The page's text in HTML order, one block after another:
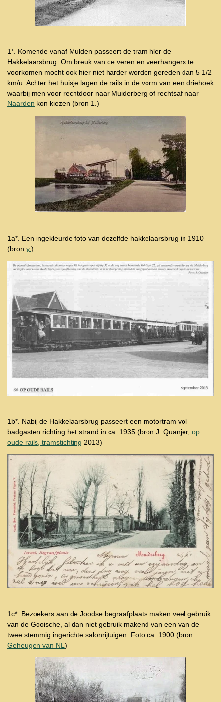
1*. Komende vanaf Muiden passeert de tram hier de
Hakkelaarsbrug. Om breuk van de veren en veerhangers te
voorkomen mocht ook hier niet harder worden gereden dan 5 1/2
km/u. Achter het huisje lagen de rails in de vorm van een driehoek
waarbij men voor rechtdoor naar Muiderberg of rechtsaf naar
Naarden kon kiezen (bron 1.)
1a*. Een ingekleurde foto van dezelfde hakkelaarsbrug in 1910
(bron y.)
1b*. Nabij de Hakkelaarsbrug passeert een motortram vol
badgasten richting het strand in ca. 1935 (bron J. Quanjer, op
oude rails, tramstichting 2013)
1c*. Bezoekers aan de Joodse begraafplaats maken veel gebruik
van de Gooische, al dan niet gebruik makend van een van de
twee stemmig ingerichte salonrijtuigen. Foto ca. 1900 (bron
Geheugen van NL)